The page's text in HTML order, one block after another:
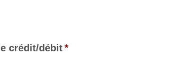
crédit/débit*